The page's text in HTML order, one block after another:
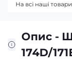
Опис -
174D/
На всі наші